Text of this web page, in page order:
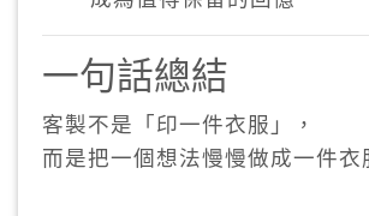
一句話總結
客製不是「印一件衣服」，
而是把一個想法慢慢做成一件衣